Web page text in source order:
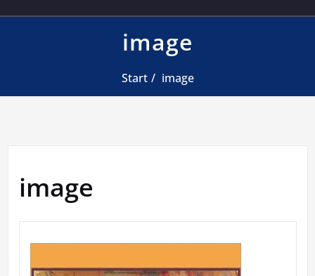
image
Start image
image